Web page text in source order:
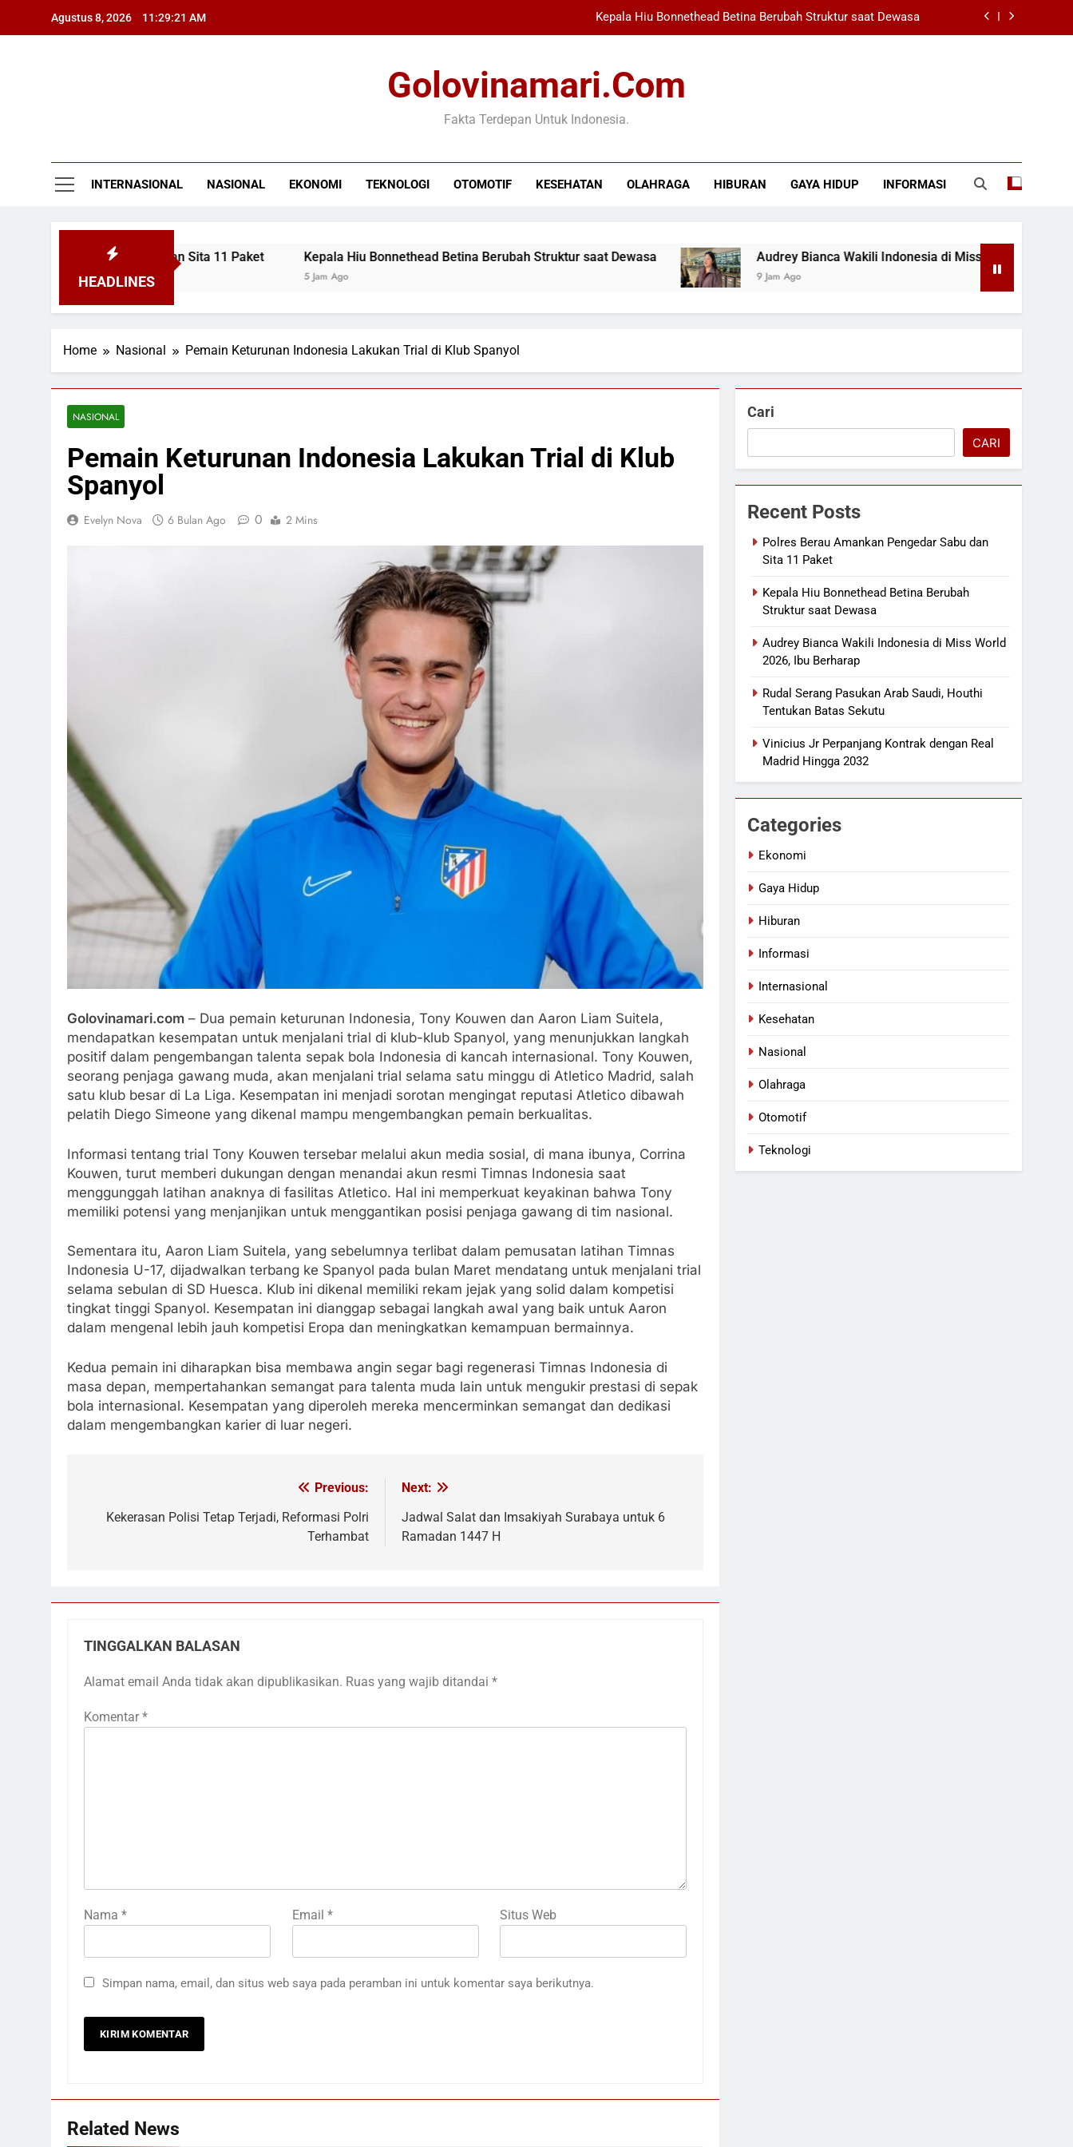
Agustus 8, 2026 11:29:22 AM Kepala Hiu Bonnethead Betina Berubah Struktur saat Dewasa
Rudal Serang Pasukan Arab Saudi, Houthi Tentukan Batas Sekutu
Polres Berau Amankan Pengedar Sabu dan Sita 11 Paket
Audrey Bianca Wakili Indonesia di Miss World 2026, Ibu Berharap
Golovinamari.com
Fakta Terdepan Untuk Indonesia.
INTERNASIONAL NASIONAL EKONOMI TEKNOLOGI OTOMOTIF KESEHATAN OLAHRAGA HIBURAN GAYA HIDUP INFORMASI
HEADLINES
Pengedar Sabu dan Sita 11 Paket Kepala Hiu Bonnethead Betina Berubah Struktur saat Dewasa Audrey Bianca Wakili Indonesia di Miss World 2026, Ibu
9 Jam Ago
Home Nasional Pemain Keturunan Indonesia Lakukan Trial di Klub Spanyol
NASIONAL
Pemain Keturunan Indonesia Lakukan Trial di Klub
Spanyol
Evelyn Nova 6 Bulan Ago 0 2 Mins
Golovinamari.com – Dua pemain keturunan Indonesia, Tony Kouwen dan Aaron Liam Suitela,
mendapatkan kesempatan untuk menjalani trial di klub-klub Spanyol, yang menunjukkan langkah
positif dalam pengembangan talenta sepak bola Indonesia di kancah internasional. Tony Kouwen,
seorang penjaga gawang muda, akan menjalani trial selama satu minggu di Atletico Madrid, salah
satu klub besar di La Liga. Kesempatan ini menjadi sorotan mengingat reputasi Atletico dibawah
pelatih Diego Simeone yang dikenal mampu mengembangkan pemain berkualitas.
Informasi tentang trial Tony Kouwen tersebar melalui akun media sosial, di mana ibunya, Corrina
Kouwen, turut memberi dukungan dengan menandai akun resmi Timnas Indonesia saat
menggunggah latihan anaknya di fasilitas Atletico. Hal ini memperkuat keyakinan bahwa Tony
memiliki potensi yang menjanjikan untuk menggantikan posisi penjaga gawang di tim nasional.
Sementara itu, Aaron Liam Suitela, yang sebelumnya terlibat dalam pemusatan latihan Timnas
Indonesia U-17, dijadwalkan terbang ke Spanyol pada bulan Maret mendatang untuk menjalani trial
selama sebulan di SD Huesca. Klub ini dikenal memiliki rekam jejak yang solid dalam kompetisi
tingkat tinggi Spanyol. Kesempatan ini dianggap sebagai langkah awal yang baik untuk Aaron
dalam mengenal lebih jauh kompetisi Eropa dan meningkatkan kemampuan bermainnya.
Kedua pemain ini diharapkan bisa membawa angin segar bagi regenerasi Timnas Indonesia di
masa depan, mempertahankan semangat para talenta muda lain untuk mengukir prestasi di sepak
bola internasional. Kesempatan yang diperoleh mereka mencerminkan semangat dan dedikasi
dalam mengembangkan karier di luar negeri.
pos
Previous:
Kekerasan Polisi Tetap Terjadi, Reformasi Polri
Terhambat
Next:
Jadwal Salat dan Imsakiyah Surabaya untuk 6
Ramadan 1447 H
TINGGALKAN BALASAN
Alamat email Anda tidak akan dipublikasikan. Ruas yang wajib ditandai *
Komentar *
Nama * Email * Situs Web
Simpan nama, email, dan situs web saya pada peramban ini untuk komentar saya berikutnya.
Related News
Cari
CARI
Recent Posts
Polres Berau Amankan Pengedar Sabu dan
Sita 11 Paket
Kepala Hiu Bonnethead Betina Berubah
Struktur saat Dewasa
Audrey Bianca Wakili Indonesia di Miss World
2026, Ibu Berharap
Rudal Serang Pasukan Arab Saudi, Houthi
Tentukan Batas Sekutu
Vinicius Jr Perpanjang Kontrak dengan Real
Madrid Hingga 2032
Categories
Ekonomi
Gaya Hidup
Hiburan
Informasi
Internasional
Kesehatan
Nasional
Olahraga
Otomotif
Teknologi